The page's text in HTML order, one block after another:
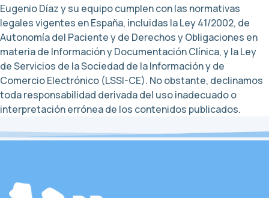
Eugenio Díaz y su equipo cumplen con las normativas
legales vigentes en España, incluidas la Ley 41/2002, de
Autonomía del Paciente y de Derechos y Obligaciones en
materia de Información y Documentación Clínica, y la Ley
de Servicios de la Sociedad de la Información y de
Comercio Electrónico (LSSI-CE). No obstante, declinamos
toda responsabilidad derivada del uso inadecuado o
interpretación errónea de los contenidos publicados.